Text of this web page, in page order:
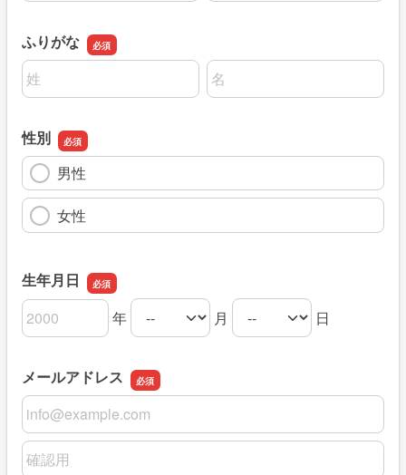
ふりがな
名前の姓
名前の名
性別
男性
女性
生年月日
生年月日の年 年
生年月日の月 月
生年月日の日 日
メールアドレス
メールアドレス
メールアドレスの確認用